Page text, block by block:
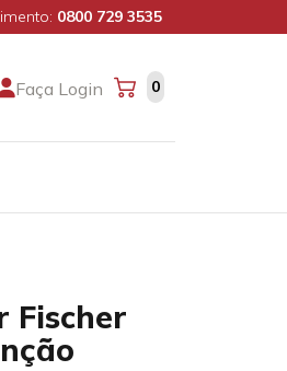
0800 729 3535
Faça Login 0
Fischer